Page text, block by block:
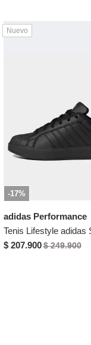
Nuevo
-17%
adidas Performance
$ 207.900$ 249.900